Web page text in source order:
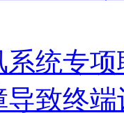
统专
致终